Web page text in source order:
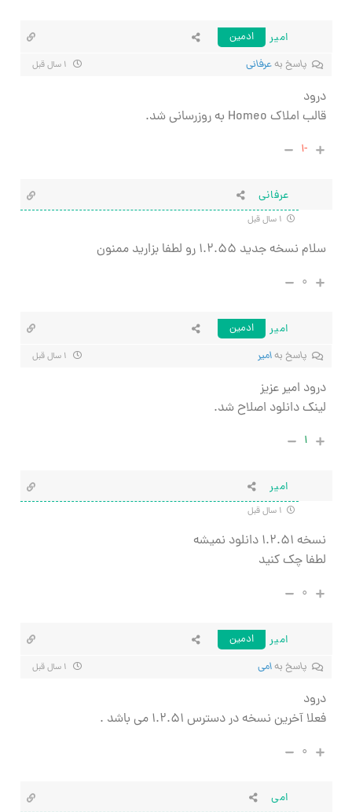
امیر
ادمین
پاسخ بهعرفانی
درود
قالب املاک Homeo به روزرسانی شد.
-۱
عرفانی
سلام نسخه جدید ۱.۲.۵۵ رو لطفا بزارید ممنون
۰
امیر
ادمین
پاسخ بهامیر
درود امیر عزیز
لینک دانلود اصلاح شد.
۱
امیر
نسخه ۱.۲.۵۱ دانلود نمیشه
لطفا چک کنید
۰
امیر
ادمین
پاسخ بهامی
درود
فعلا آخرین نسخه در دسترس ۱.۲.۵۱ می باشد .
۰
امی